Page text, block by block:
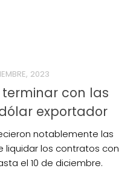
2023
con las
exportador
notablemente las
liquidar los contratos con
el 10 de diciembre.